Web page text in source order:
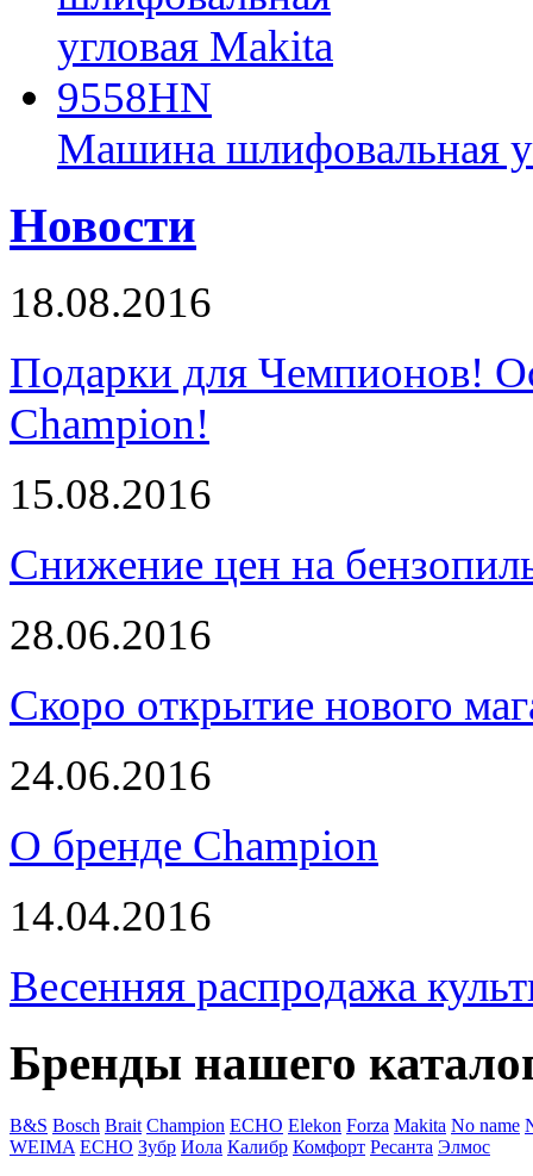
Машина шлифовальная
Новости
18.08.2016
Подарки для Чемпионов!
Champion!
15.08.2016
Снижение цен на
28.06.2016
Скоро открытие нового
24.06.2016
О бренде Champion
14.04.2016
Весенняя распродажа
Бренды нашего
B&S Bosch Brait Champion ECHO Elekon Forza Makita No name
WEIMA ЕСНО Зубр Иола Калибр Комфорт Ресанта Элмос